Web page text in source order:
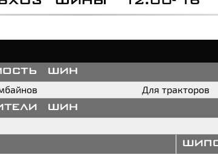
шин
Для тракторов
шин